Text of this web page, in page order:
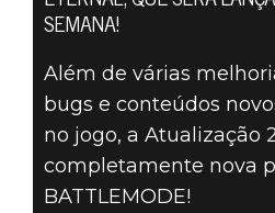
DOOM® Eternal
22 de junho de 2020
SEMANA!
Além de várias
bugs e conteúdos
no jogo, a Atualização
completamente nova
BATTLEMODE!